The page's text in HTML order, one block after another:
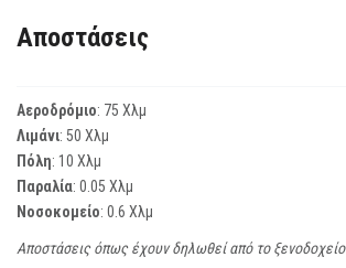
Αποστάσεις
Αεροδρόμιο: 75 Χλμ
Λιμάνι: 50 Χλμ
Πόλη: 10 Χλμ
Παραλία: 0.05 Χλμ
Νοσοκομείο: 0.6 Χλμ
Αποστάσεις όπως έχουν δηλωθεί από το ξενοδοχείο